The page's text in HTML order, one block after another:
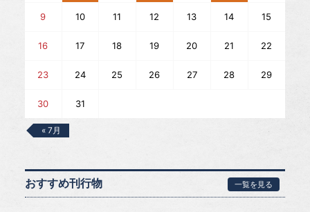
9 10 11 12 13 14 15
16 17 18 19 20 21 22
23 24 25 26 27 28 29
30 31
« 7月
おすすめ刊行物 一覧を見る